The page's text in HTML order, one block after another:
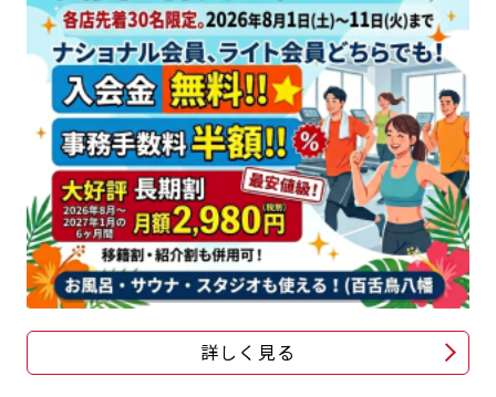
キャンペーン 料金のご案内
アクセス 店舗情報・サービス
見学・体験 入会方法
よくあるご質問 店舗へのお問い合わせ
JOYFIT総合トップ JOYFIT
JOYFIT24 JOYFIT YOGA
JOYFIT+ 店舗を探す
詳しく見る